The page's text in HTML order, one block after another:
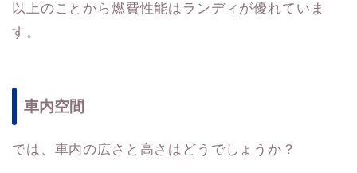
以上のことから燃費性能はランディが優れていま
す。
車内空間
では、車内の広さと高さはどうでしょうか？